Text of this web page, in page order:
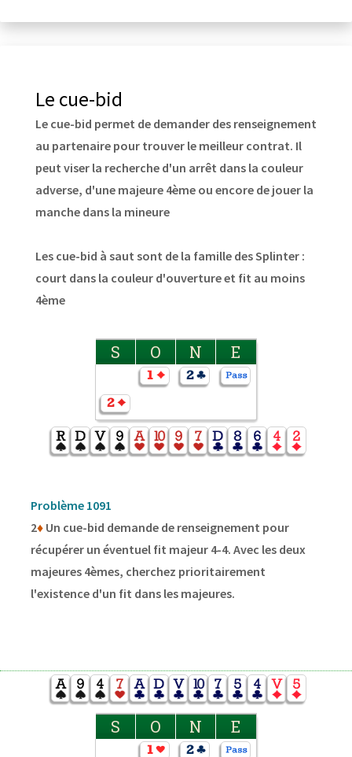
Le cue-bid
Le cue-bid permet de demander des renseignement
au partenaire pour trouver le meilleur contrat. Il
peut viser la recherche d'un arrêt dans la couleur
adverse, d'une majeure 4ème ou encore de jouer la
manche dans la mineure
Les cue-bid à saut sont de la famille des Splinter :
court dans la couleur d'ouverture et fit au moins
4ème
S O N E
Problème 1091
2♦Un cue-bid demande de renseignement pour
récupérer un éventuel fit majeur 4-4. Avec les deux
majeures 4èmes, cherchez prioritairement
l'existence d'un fit dans les majeures.
S O N E